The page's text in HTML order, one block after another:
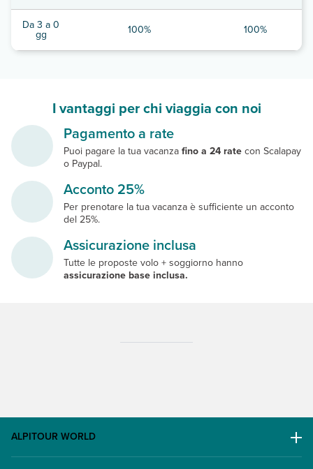
Da 3 a 0
gg 100% 100%
I vantaggi per chi viaggia con noi
Pagamento a rate
Puoi pagare la tua vacanzafino a 24 ratecon Scalapay
o Paypal.
Acconto 25%
Per prenotare la tua vacanza è sufficiente un acconto
del 25%.
Assicurazione inclusa
Tutte le proposte volo + soggiorno hanno
assicurazione base inclusa.
ALPITOUR WORLD
AWARD